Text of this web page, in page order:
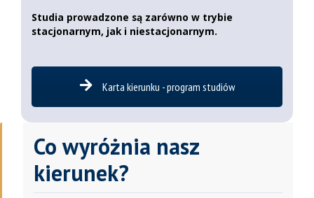
Studia prowadzone są zarówno w trybie
stacjonarnym, jak i niestacjonarnym.
Karta kierunku - program studiów
Co wyróżnia nasz
kierunek?